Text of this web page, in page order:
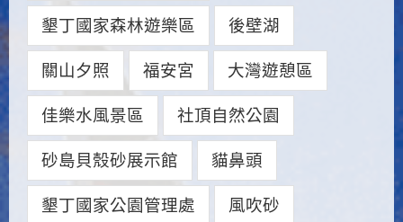
墾丁國家森林遊樂區 後壁湖
關山夕照 福安宮 大灣遊憩區
佳樂水風景區 社頂自然公園
砂島貝殼砂展示館 貓鼻頭
墾丁國家公園管理處 風吹砂